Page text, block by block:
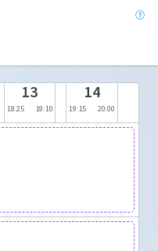
13
18:25 19:10
14
19:15 20:00